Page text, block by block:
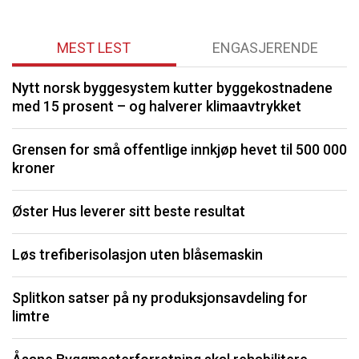
MEST LEST ENGASJERENDE
Nytt norsk byggesystem kutter byggekostnadene
med 15 prosent – og halverer klimaavtrykket
Grensen for små offentlige innkjøp hevet til 500 000
kroner
Øster Hus leverer sitt beste resultat
Løs trefiberisolasjon uten blåsemaskin
Splitkon satser på ny produksjonsavdeling for
limtre